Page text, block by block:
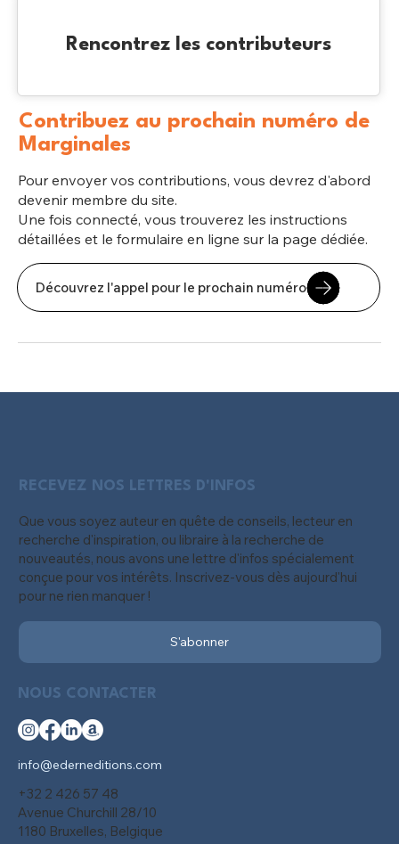
Rencontrez les contributeurs
Contribuez au prochain numéro de
Marginales
Pour envoyer vos contributions, vous devrez d'abord
devenir membre du site.
Une fois connecté, vous trouverez les instructions
détaillées et le formulaire en ligne sur la page dédiée.
Découvrez l'appel pour le prochain numéro
NOUS CONTACTER
info@ederneditions.com
+32 2 426 57 48
Avenue Churchill 28/10
1180 Bruxelles, Belgique
RECEVEZ NOS LETTRES D'INFOS
Que vous soyez auteur en quête de conseils, lecteur en
recherche d'inspiration, ou libraire à la recherche de
nouveautés, nous avons une lettre d'infos spécialement
conçue pour vos intérêts. Inscrivez-vous dès aujourd'hui
pour ne rien manquer !
S'abonner